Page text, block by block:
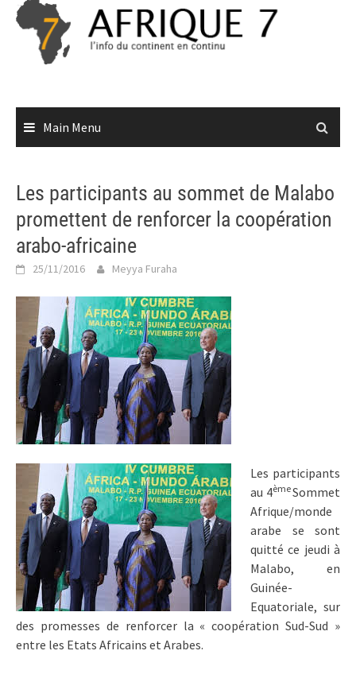
Skip
content
Main Menu
Les participants au sommet de Malabo
promettent de renforcer la coopération
arabo-africaine
25/11/2016 Meyya Furaha
Les participants
au 4èmeSommet
Afrique/monde
arabe se sont
quitté ce jeudi à
Malabo, en
Guinée-
Equatoriale, sur
des promesses de renforcer la « coopération Sud-Sud »
entre les Etats Africains et Arabes.